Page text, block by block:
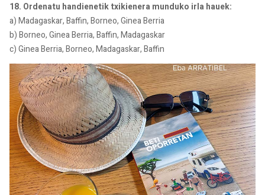
18. Ordenatu handienetik txikienera munduko irla hauek:
a) Madagaskar, Baffin, Borneo, Ginea Berria
b) Borneo, Ginea Berria, Baffin, Madagaskar
c) Ginea Berria, Borneo, Madagaskar, Baffin